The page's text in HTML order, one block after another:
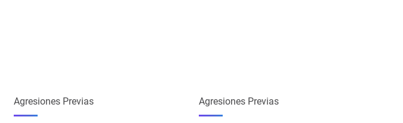
Agresiones Previas Agresiones Previas